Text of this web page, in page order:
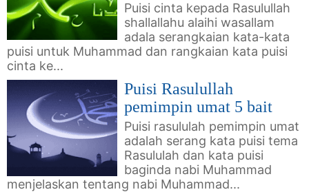
Puisi cinta kepada Rasulullah
shallallahu alaihi wasallam
adala serangkaian kata-kata
puisi untuk Muhammad dan rangkaian kata puisi
cinta ke...
Puisi Rasulullah
pemimpin umat 5 bait
Puisi rasululah pemimpin umat
adalah serang kata puisi tema
Rasululah dan kata puisi
baginda nabi Muhammad
menjelaskan tentang nabi Muhammad...